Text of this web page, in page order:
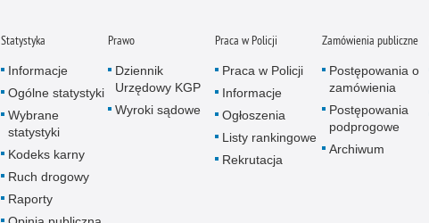
Statystyka
Informacje
Ogólne statystyki
Wybrane
statystyki
Kodeks karny
Ruch drogowy
Raporty
Prawo
Dziennik
Urzędowy KGP
Wyroki sądowe
Praca w Policji
Praca w Policji
Informacje
Ogłoszenia
Listy rankingowe
Rekrutacja
Zamówienia publiczne
Postępowania o
zamówienia
Postępowania
podprogowe
Archiwum